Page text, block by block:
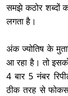
समझे कठोर शब्दों
लगता है।
अंक ज्योतिष के
आ रहा है। तो
4 बार 5 नंबर
ठीक तरह से फोकस